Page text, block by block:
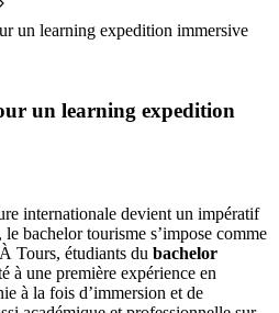
un learning expedition immersive
un learning expedition
internationale devient un impératif
bachelor tourisme s’impose comme
Tours, étudiants du bachelor
à une première expérience en
à la fois d’immersion et de